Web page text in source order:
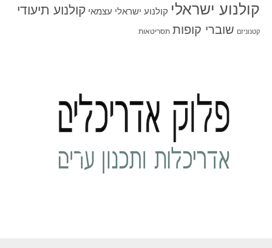
קולנוע ישראלי קולנוע ישראלי עצמאי קולנוע תיעודי
קטנוניזם שוברי קופות תסריטאות